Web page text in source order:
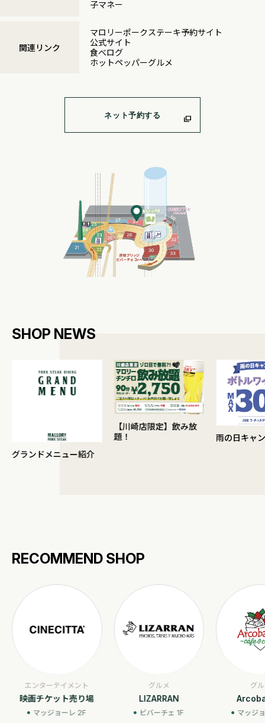
子マネー
関連リンク
マロリーポークステーキ予約サイト
公式サイト
食べログ
ホットペッパーグルメ
ネット予約する
SHOP NEWS
グランドメニュー紹介
【川崎店限定】飲み放
題！
雨の日キャ
RECOMMEND SHOP
エンターテイメント
映画チケット売り場
マッジョーレ 2F
グルメ
LIZARRAN
ビバーチェ 1F
グ
マッジ